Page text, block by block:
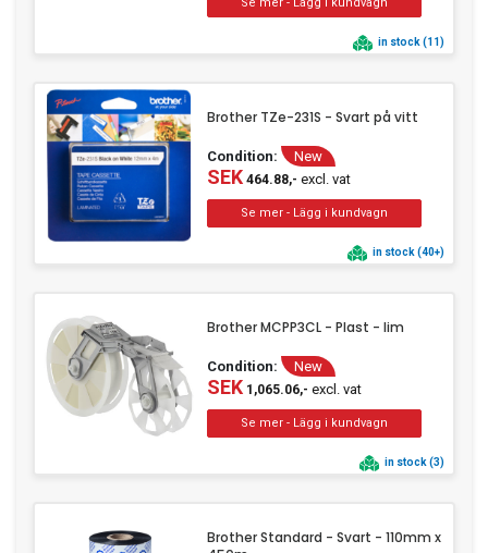
in stock (11)
Brother TZe-231S - Svart på vitt
Condition: New
SEK464.88,- excl. vat
in stock (40+)
Brother MCPP3CL - Plast - lim
Condition: New
SEK1,065.06,- excl. vat
in stock (3)
Brother Standard - Svart - 110mm x